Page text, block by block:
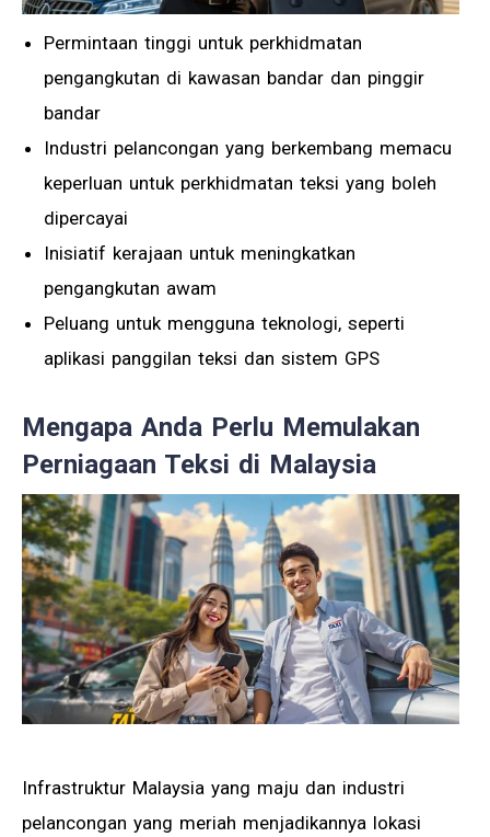
Permintaan tinggi untuk perkhidmatan
pengangkutan di kawasan bandar dan pinggir
bandar
Industri pelancongan yang berkembang memacu
keperluan untuk perkhidmatan teksi yang boleh
dipercayai
Inisiatif kerajaan untuk meningkatkan
pengangkutan awam
Peluang untuk mengguna teknologi, seperti
aplikasi panggilan teksi dan sistem GPS
Mengapa Anda Perlu Memulakan
Perniagaan Teksi di Malaysia
Infrastruktur Malaysia yang maju dan industri
pelancongan yang meriah menjadikannya lokasi